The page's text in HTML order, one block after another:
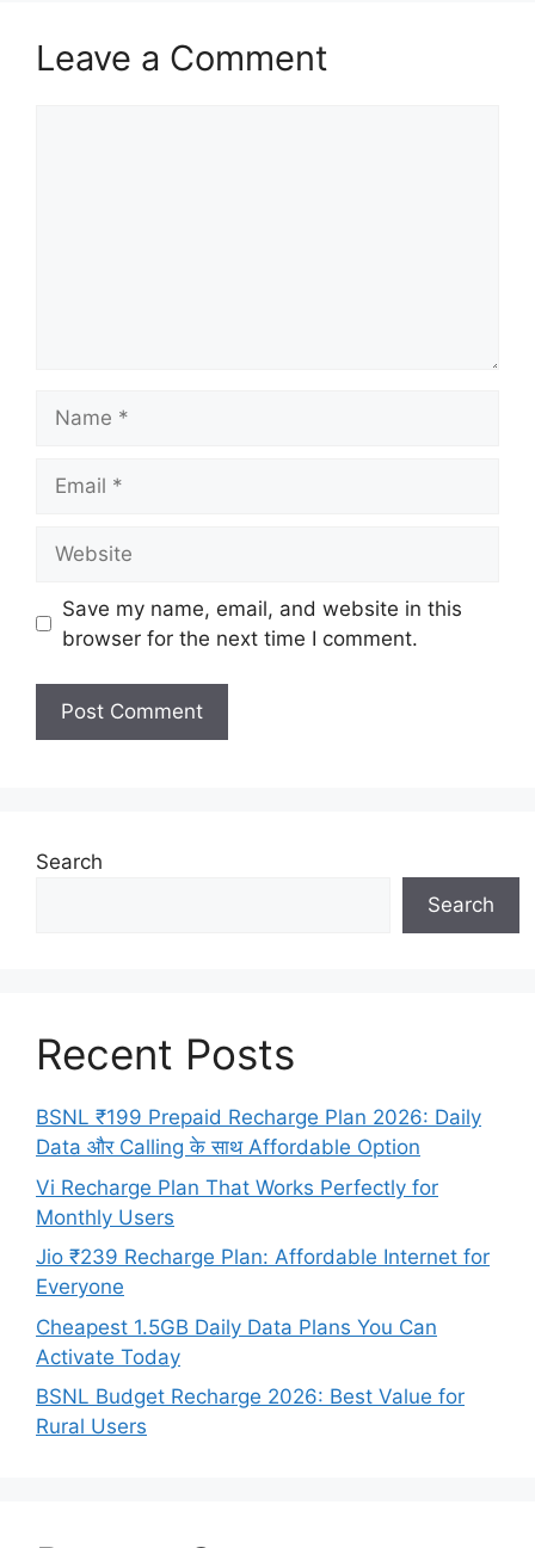
Leave a Comment
Save my name, email, and website in this
browser for the next time I comment.
Search
Search
Recent Posts
BSNL ₹199 Prepaid Recharge Plan 2026: Daily
Data और Calling के साथ Affordable Option
Vi Recharge Plan That Works Perfectly for
Monthly Users
Jio ₹239 Recharge Plan: Affordable Internet for
Everyone
Cheapest 1.5GB Daily Data Plans You Can
Activate Today
BSNL Budget Recharge 2026: Best Value for
Rural Users